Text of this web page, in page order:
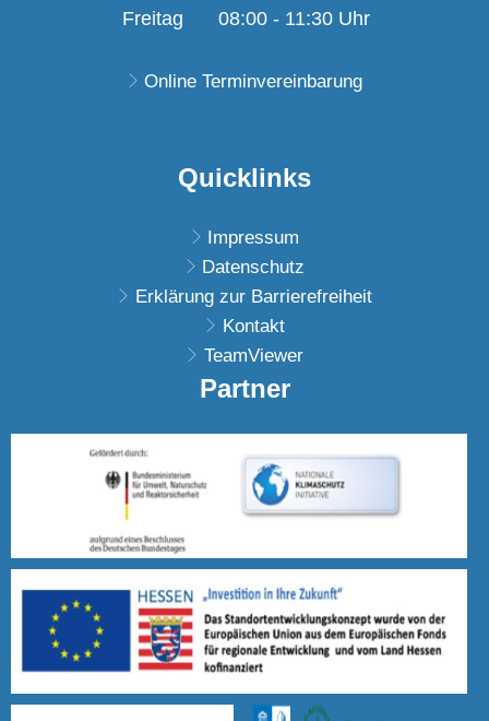
Von 14:30 bis 16:00
Freitag 08:00- 11:30Uhr
Online Terminvereinbarung
Quicklinks
Impressum
Datenschutz
Erklärung zur Barrierefreiheit
Kontakt
TeamViewer
Partner